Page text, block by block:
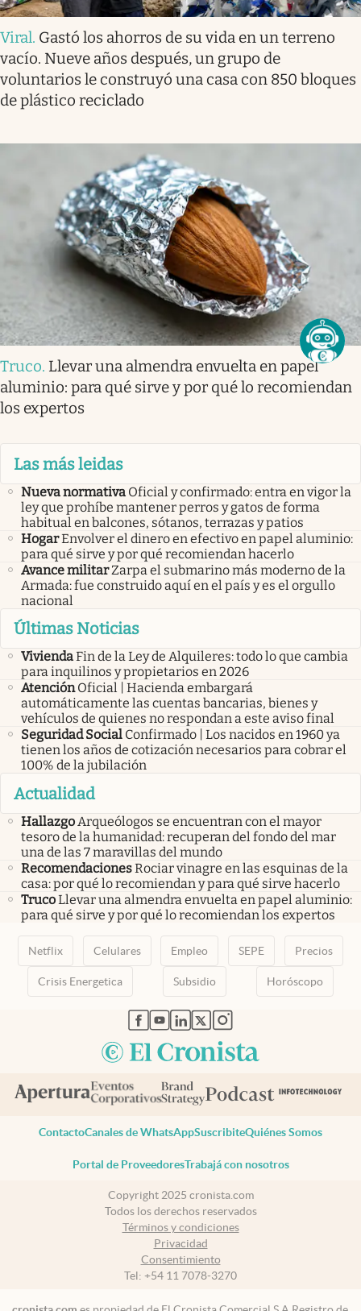
Viral. Gastó los ahorros de su vida en un terreno
vacío. Nueve años después, un grupo de
voluntarios le construyó una casa con 850 bloques
de plástico reciclado
Truco. Llevar una almendra envuelta en papel
aluminio: para qué sirve y por qué lo recomiendan
los expertos
Las más leidas
Nueva normativa Oficial y confirmado: entra en vigor la
ley que prohíbe mantener perros y gatos de forma
habitual en balcones, sótanos, terrazas y patios
HogarEnvolver el dinero en efectivo en papel aluminio:
para qué sirve y por qué recomiendan hacerlo
Avance militarZarpa el submarino más moderno de la
Armada: fue construido aquí en el país y es el orgullo
nacional
Últimas Noticias
ViviendaFin de la Ley de Alquileres: todo lo que cambia
para inquilinos y propietarios en 2026
Atención Oficial | Hacienda embargará
automáticamente las cuentas bancarias, bienes y
vehículos de quienes no respondan a este aviso final
Seguridad Social Confirmado | Los nacidos en 1960 ya
tienen los años de cotización necesarios para cobrar el
100% de la jubilación
Actualidad
HallazgoArqueólogos se encuentran con el mayor
tesoro de la humanidad: recuperan del fondo del mar
una de las 7 maravillas del mundo
RecomendacionesRociar vinagre en las esquinas de la
casa: por qué lo recomiendan y para qué sirve hacerlo
TrucoLlevar una almendra envuelta en papel aluminio:
para qué sirve y por qué lo recomiendan los expertos
Netflix Celulares Empleo SEPE Precios
Crisis Energetica Subsidio Horóscopo
abre en nueva pestaña
abre en nueva pestaña
abre en nueva pestaña
abre en nueva pestaña
abre en nueva pestaña
ContactoCanales de WhatsAppSuscribiteQuiénes Somos
Portal de ProveedoresTrabajá con nosotros
Copyright 2025 cronista.com
Todos los derechos reservados
Términos y condiciones
Privacidad
Consentimiento
Tel: +54 11 7078-3270